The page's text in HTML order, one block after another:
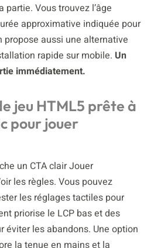
partie. Vous trouvez l’âge
approximative indiquée pour
propose aussi une alternative
rapide sur mobile. Un
immédiatement.
jeu HTML5 prête à
pour jouer
un CTA clair Jouer
les règles. Vous pouvez
les réglages tactiles pour
priorise le LCP bas et des
éviter les abandons. Une option
la tenue en mains et la